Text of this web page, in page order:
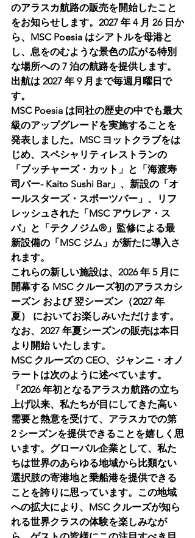
のアラスカ航路の販売を開始したこと
をお知らせします。2027 年 4 月 26 日か
ら、MSC Poesia はシアトルを母港と
し、息をのむような景色の広がる特別
な場所への 7 泊の航路を提供します。
出航は 2027 年 9 月まで毎週月曜日で
す。
MSC Poesia は同社の歴史の中でも最大
級のアップグレードを実施することを
発表しました。MSC ヨットクラブをは
じめ、スペシャリティレストランの
「ブッチャーズ・カット」と「海渡寿
司バー- Kaito Sushi Bar」、新設の「オ
ールスターズ・スポーツバー」、リフ
レッシュされた「MSC アウレア・ス
パ」と「テクノジム®」監修による最
新設備の「MSC ジム」が新たに導入さ
れます。
これらの新しい施設は、2026 年 5 月に
開幕する MSC クルーズ初のアラスカシ
ーズン および 翌シーズン（2027 年
夏） においてお楽しみいただけます。
なお、2027 年夏シーズンの販売は本日
より開始 いたします。
MSC クルーズの CEO、ジャンニ・オノ
ラートは次のように述べています。
「2026 年初となるアラスカ航路の立ち
上げ以来、私たちが目にしてきた高い
需要と熱意を受けて、アラスカでの第
2 シーズンを提供できることを嬉しく思
います。グローバル企業として、私た
ちは世界のあらゆる地域から比類ない
選択肢の寄港地と乗船港を提供できる
ことを誇りに思っています。この地域
への拡大により、MSC クルーズが知ら
れる世界クラスの体験を楽しみなが